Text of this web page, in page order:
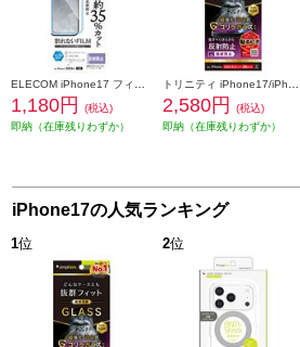
1,180円
(税込)
即納（在庫残りわずか）
2,580円
(税込)
即納（在庫残りわずか）
iPhone17の人気ランキング
1位 2位